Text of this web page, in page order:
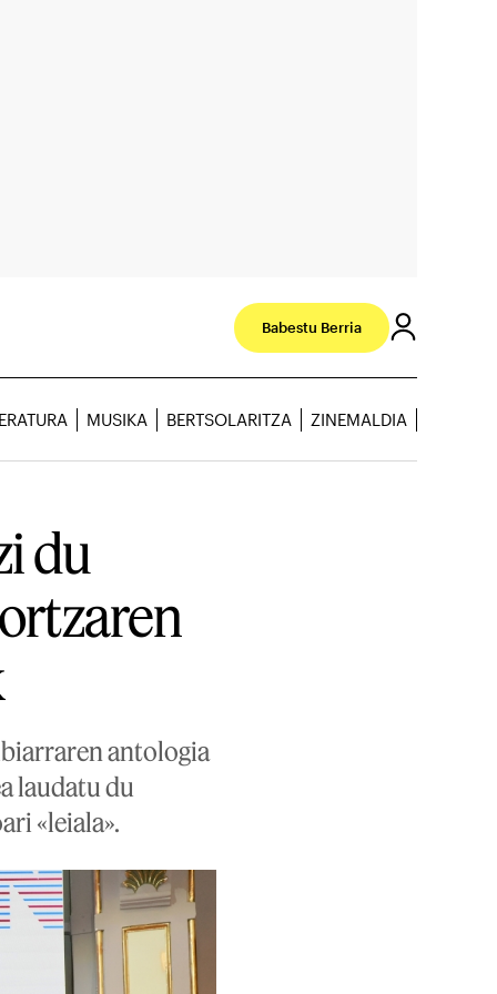
Babestu Berria
MUSIKA BERTSOLARITZA ZINEMALDIA
du
antologia
laudatu du
«leiala».